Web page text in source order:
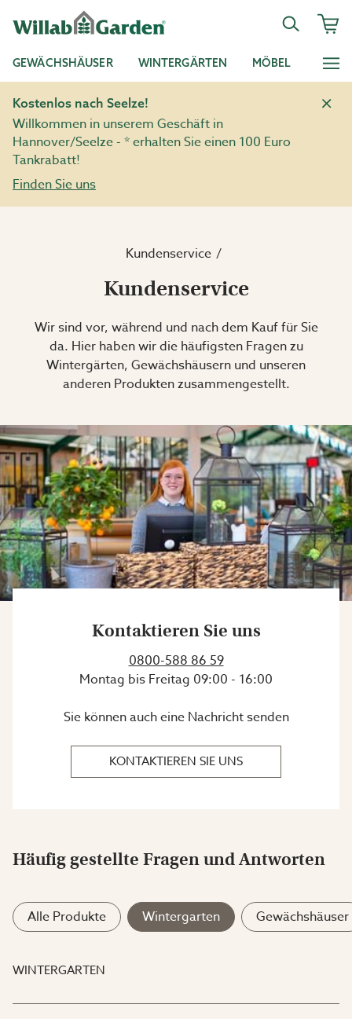
GEWÄCHSHÄUSER WINTERGÄRTEN MÖBEL
Kostenlos nach Seelze!
Willkommen in unserem Geschäft in
Hannover/Seelze - * erhalten Sie einen 100 Euro
Tankrabatt!
Finden Sie uns
Kundenservice
Kundenservice
Wir sind vor, während und nach dem Kauf für Sie
da. Hier haben wir die häufigsten Fragen zu
Wintergärten, Gewächshäusern und unseren
anderen Produkten zusammengestellt.
Kontaktieren Sie uns
0800-588 86 59
Montag bis Freitag 09:00 - 16:00
Sie können auch eine Nachricht senden
KONTAKTIEREN SIE UNS
Häufig gestellte Fragen und Antworten
Alle Produkte Wintergarten Gewächshäuser
WINTERGARTEN